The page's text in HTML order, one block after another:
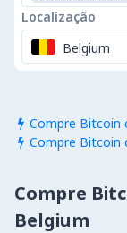
Localização
Belgium
 Compre Bitcoin
 Compre Bitcoin
Compre
Belgium